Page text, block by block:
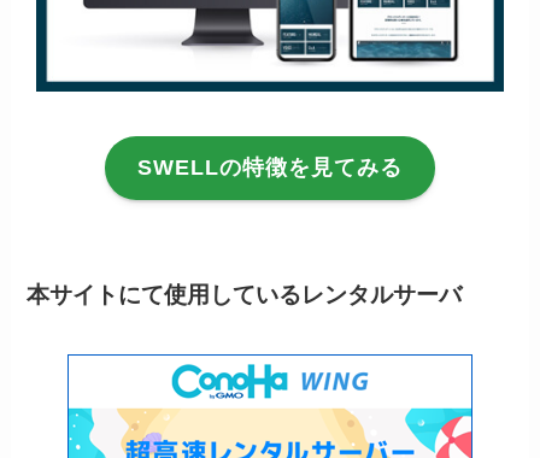
SWELLの特徴を見てみる
本サイトにて使用しているレンタルサーバ